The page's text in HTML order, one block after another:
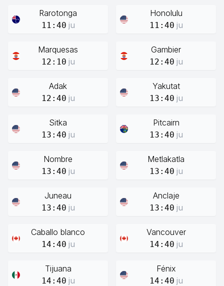
Rarotonga
11:40 ju
Honolulu
11:40 ju
Marquesas
12:10 ju
Gambier
12:40 ju
Adak
12:40 ju
Yakutat
13:40 ju
Sitka
13:40 ju
Pitcairn
13:40 ju
Nombre
13:40 ju
Metlakatla
13:40 ju
Juneau
13:40 ju
Anclaje
13:40 ju
Caballo blanco
14:40 ju
Vancouver
14:40 ju
Tijuana
14:40 ju
Fénix
14:40 ju